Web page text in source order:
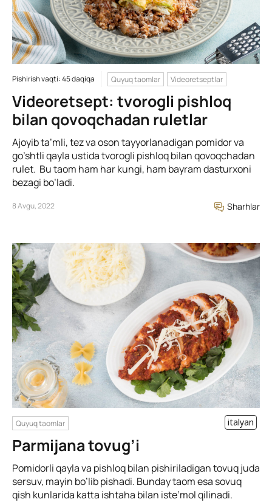
Pishirish vaqti: 45 daqiqa Quyuq taomlar Videoretseptlar
Videoretsept: tvorogli pishloq
bilan qovoqchadan ruletlar
Ajoyib ta’mli, tez va oson tayyorlanadigan pomidor va
go’shtli qayla ustida tvorogli pishloq bilan qovoqchadan
rulet. Bu taom ham har kungi, ham bayram dasturxoni
bezagi bo’ladi.
8 Avgu, 2022 Sharhlar
Quyuq taomlar italyan
Parmijana tovug’i
Pomidorli qayla va pishloq bilan pishiriladigan tovuq juda
sersuv, mayin bo’lib pishadi. Bunday taom esa sovuq
qish kunlarida katta ishtaha bilan iste’mol qilinadi.